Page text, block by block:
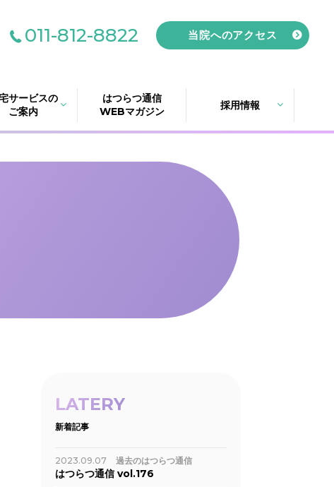
011-812-8822 当院へのアクセス
サービスの
ご案内
はつらつ通信
WEBマガジン
採用情報
LATERY
新着記事
2023.09.07 過去のはつらつ通信
はつらつ通信 vol.176